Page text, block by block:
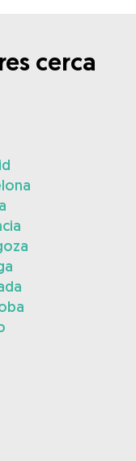
cerca